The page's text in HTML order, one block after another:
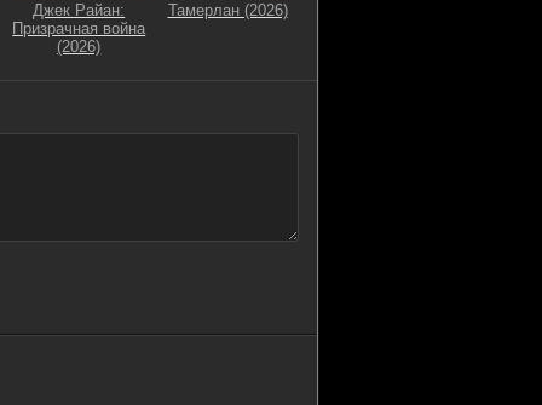
Джек Райан:
Призрачная война
(2026)
Тамерлан (2026)